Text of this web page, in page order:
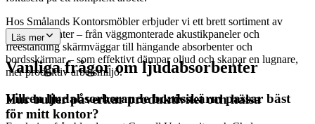
Hos Smålands Kontorsmöbler erbjuder vi ett brett sortiment av
ljudabsorbenter – från väggmonterade akustikpaneler och
freestanding skärmväggar till hängande absorbenter och
bordsskärmar – som effektivt dämpar oljud och skapar en lugnare,
mer produktiv arbetsmiljö.
Hur buller påverkar produktivitet och hälsa
Läs mer
Vanliga frågor omljudabsorbenter
Vilken ljudabsorberande bordsskärm passar bäst
för mitt kontor?